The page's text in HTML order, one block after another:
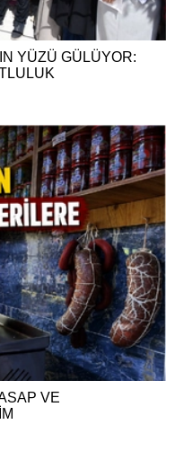
YÜZÜ GÜLÜYOR:
VE